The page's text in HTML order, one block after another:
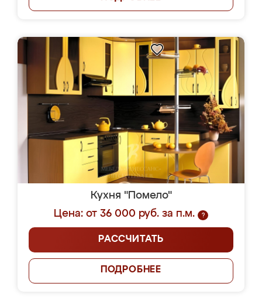
Кухня "Помело"
Цена: от 36 000 руб. за п.м.
?
РАССЧИТАТЬ
ПОДРОБНЕЕ